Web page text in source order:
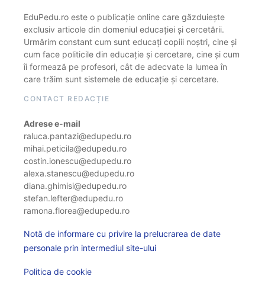
EduPedu.ro este o publicație online care găzduiește
exclusiv articole din domeniul educației și cercetării.
Urmărim constant cum sunt educați copiii noștri, cine și
cum face politicile din educație și cercetare, cine și cum
îi formează pe profesori, cât de adecvate la lumea în
care trăim sunt sistemele de educație și cercetare.
CONTACT REDACȚIE
Adrese e-mail
raluca.pantazi@edupedu.ro
mihai.peticila@edupedu.ro
costin.ionescu@edupedu.ro
alexa.stanescu@edupedu.ro
diana.ghimisi@edupedu.ro
stefan.lefter@edupedu.ro
ramona.florea@edupedu.ro
Notă de informare cu privire la prelucrarea de date
personale prin intermediul site-ului
Politica de cookie